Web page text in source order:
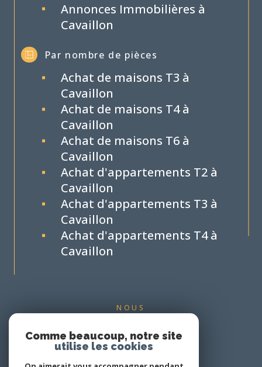
Annonces Immobilières à
Cavaillon
Par nombre de pièces
Achat de maisons T3 à
Cavaillon
Achat de maisons T4 à
Cavaillon
Achat de maisons T6 à
Cavaillon
Achat d'appartements T2 à
Cavaillon
Achat d'appartements T3 à
Cavaillon
Achat d'appartements T4 à
Cavaillon
NOUS
Comme beaucoup, notre site
utilise les cookies